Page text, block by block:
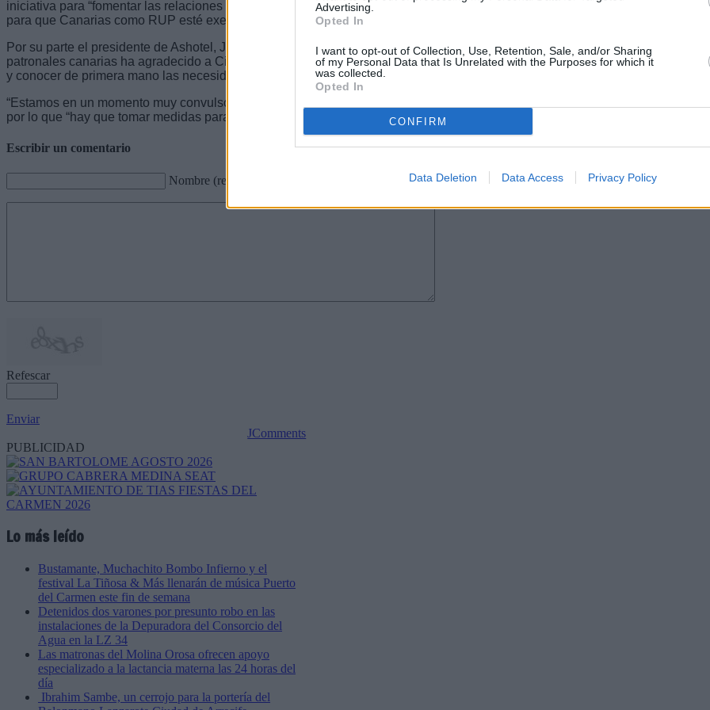
Advertising.
Opted In
I want to opt-out of Collection, Use, Retention, Sale, and/or Sharing
of my Personal Data that Is Unrelated with the Purposes for which it
was collected.
Opted In
CONFIRM
Data Deletion Data Access Privacy Policy
iniciativa para “fomentar las relaciones bilaterales con otros Estados y en el marco de la UE
para que Canarias como RUP esté exenta de tasas como la de queroseno”.
Por su parte el presidente de Ashotel, Jorge Marichal, en representación de las cuatro
patronales canarias ha agradecido a Ciudadanos su predisposición para reunirse con el sector
y conocer de primera mano las necesidades del sector.
“Estamos en un momento muy convulso en el sector con la quiebra de Thomas Cook y el brexit”,
por lo que “hay que tomar medidas para que se puede salvar la temporada”.
Escribir un comentario
Nombre (requerido)
Refescar
Enviar
JComments
PUBLICIDAD
Lo más leído
Bustamante, Muchachito Bombo Infierno y el
festival La Tiñosa & Más llenarán de música Puerto
del Carmen este fin de semana
Detenidos dos varones por presunto robo en las
instalaciones de la Depuradora del Consorcio del
Agua en la LZ 34
Las matronas del Molina Orosa ofrecen apoyo
especializado a la lactancia materna las 24 horas del
día
Ibrahim Sambe, un cerrojo para la portería del